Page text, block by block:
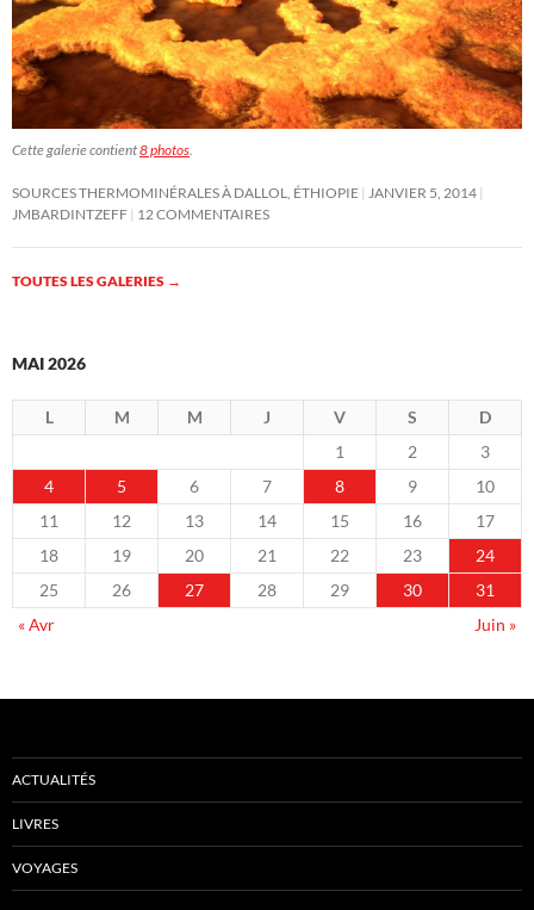
Cette galerie contient8 photos
SOURCES THERMOMINÉRALES À DALLOL, ÉTHIOPIE
JANVIER 5, 2014
JMBARDINTZEFF 12 COMMENTAIRES
TOUTES LES GALERIES →
MAI 2026
L M M J V S
D
1
2
3
4
5 6 7 8 9
10
11
12 13 14 15 16
17
18
19 20 21 22 23
24
25
26 27 28 29 30
31
« Avr
Juin »
ACTUALITÉS
LIVRES
VOYAGES